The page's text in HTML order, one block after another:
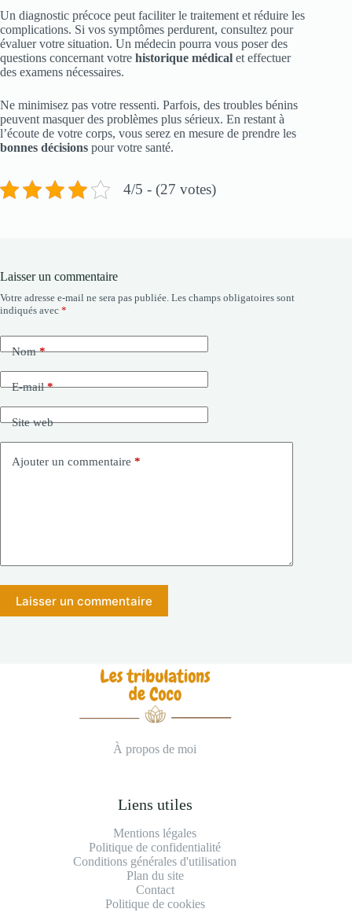
Un diagnostic précoce peut faciliter le traitement et réduire les
complications. Si vos symptômes perdurent, consultez pour
évaluer votre situation. Un médecin pourra vous poser des
questions concernant votre historique médical et effectuer
des examens nécessaires.
Ne minimisez pas votre ressenti. Parfois, des troubles bénins
peuvent masquer des problèmes plus sérieux. En restant à
l’écoute de votre corps, vous serez en mesure de prendre les
bonnes décisions pour votre santé.
4/5 - (27 votes)
Laisser un commentaire
Votre adresse e-mail ne sera pas publiée. Les champs obligatoires sont
indiqués avec *
Nom*
E-mail*
Site web
Ajouter un commentaire *
Laisser un commentaire
À propos de moi
Liens utiles
Mentions légales
Politique de confidentialité
Conditions générales d'utilisation
Plan du site
Contact
Politique de cookies